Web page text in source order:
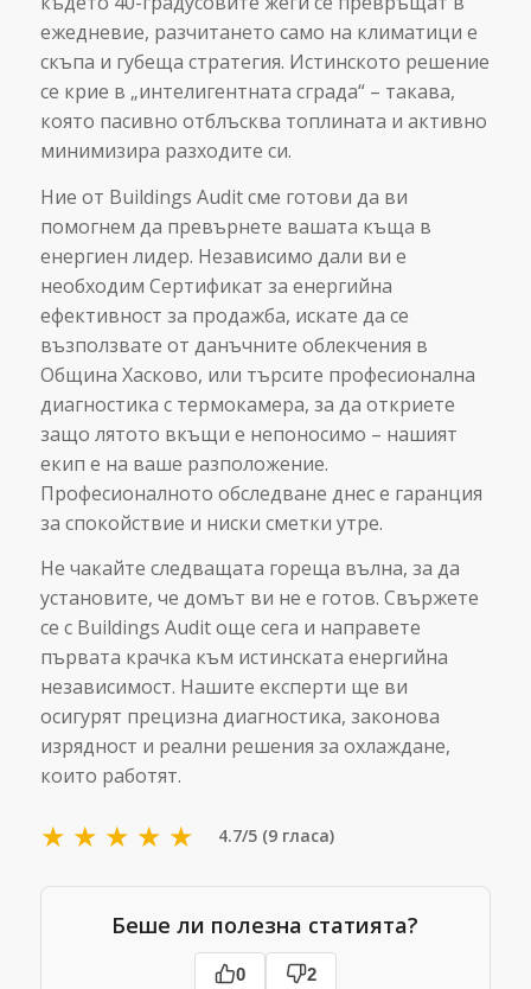
ежедневие, разчитането само на климатици е
скъпа и губеща стратегия. Истинското решение
се крие в „интелигентната сграда“ – такава,
която пасивно отблъсква топлината и активно
минимизира разходите си.
Ние от Buildings Audit сме готови да ви
помогнем да превърнете вашата къща в
енергиен лидер. Независимо дали ви е
необходим Сертификат за енергийна
ефективност за продажба, искате да се
възползвате от данъчните облекчения в
Община Хасково, или търсите професионална
диагностика с термокамера, за да откриете
защо лятото вкъщи е непоносимо – нашият
екип е на ваше разположение.
Професионалното обследване днес е гаранция
за спокойствие и ниски сметки утре.
Не чакайте следващата гореща вълна, за да
установите, че домът ви не е готов. Свържете
се с Buildings Audit още сега и направете
първата крачка към истинската енергийна
независимост. Нашите експерти ще ви
осигурят прецизна диагностика, законова
изрядност и реални решения за охлаждане,
които работят.
★
★
★
★
★ 4.7/5 (9 гласа)
Беше ли полезна статията?
0 2